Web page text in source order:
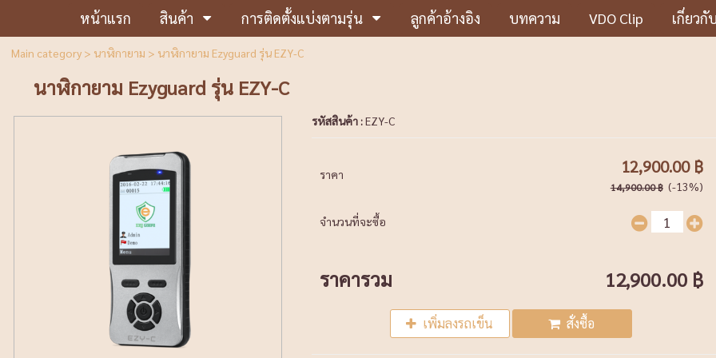
หน้าแรก สินค้า การติดตั้งแบ่งตามรุ่น ลูกค้าอ้างอิง บทความ VDO Clip เกี่ยวกั
Main category> นาฬิกายาม > นาฬิกายาม Ezyguard รุ่น EZY-C
นาฬิกายาม Ezyguard รุ่น EZY-C
รหัสสินค้า :EZY-C
ราคา 12,900.00 ฿
14,900.00 ฿ (-13%)
จำนวนที่จะซื้อ
ราคารวม 12,900.00 ฿
เพิ่มลงรถเข็น สั่งซื้อ